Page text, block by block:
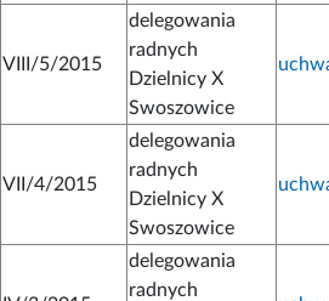
VIII/5/2015
delegowania
radnych
Dzielnicy X
Swoszowice
VII/4/2015
delegowania
radnych
Dzielnicy X
Swoszowice
delegowania
radnych